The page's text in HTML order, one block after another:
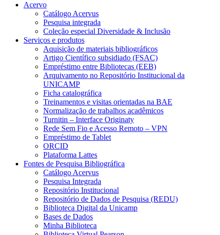
Acervo
Catálogo Acervus
Pesquisa integrada
Coleção especial Diversidade & Inclusão
Serviços e produtos
Aquisição de materiais bibliográficos
Artigo Científico subsidiado (FSAC)
Empréstimo entre Bibliotecas (EEB)
Arquivamento no Repositório Institucional da
UNICAMP
Ficha catalográfica
Treinamentos e visitas orientadas na BAE
Normalização de trabalhos acadêmicos
Turnitin – Interface Originaty
Rede Sem Fio e Acesso Remoto – VPN
Empréstimo de Tablet
ORCID
Plataforma Lattes
Fontes de Pesquisa Bibliográfica
Catálogo Acervus
Pesquisa Integrada
Repositório Institucional
Repositório de Dados de Pesquisa (REDU)
Biblioteca Digital da Unicamp
Bases de Dados
Minha Biblioteca